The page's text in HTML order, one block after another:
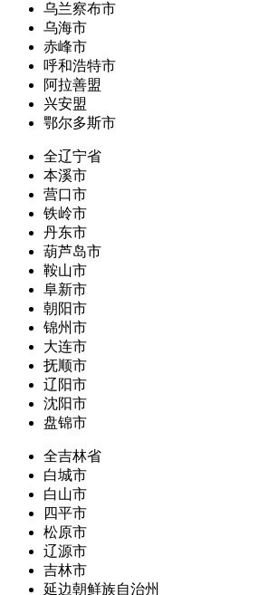
乌兰察布市
乌海市
赤峰市
呼和浩特市
阿拉善盟
兴安盟
鄂尔多斯市
全辽宁省
本溪市
营口市
铁岭市
丹东市
葫芦岛市
鞍山市
阜新市
朝阳市
锦州市
大连市
抚顺市
辽阳市
沈阳市
盘锦市
全吉林省
白城市
白山市
四平市
松原市
辽源市
吉林市
延边朝鲜族自治州